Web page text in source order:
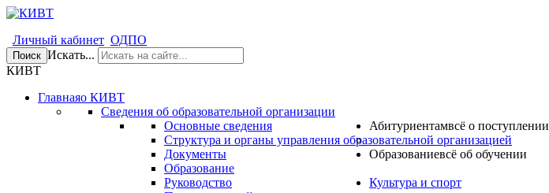
Личный кабинет ОДПО
Поиск Искать...
КИВТ
Главнаяо КИВТ
Сведения об образовательной организации
Основные сведения
Структура и органы управления образовательной организацией
Документы
Образование
Руководство
Абитуриентамвсё о поступлении
Образованиевсё об обучении
Культура и спорт